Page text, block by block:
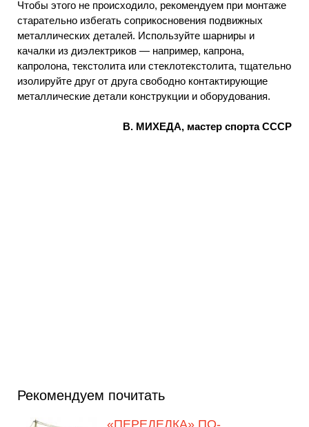
Чтобы этого не происходило, рекомендуем при монтаже
старательно избегать соприкосновения подвижных
металлических деталей. Используйте шарниры и
качалки из диэлектриков — например, капрона,
капролона, текстолита или стеклотекстолита, тщательно
изолируйте друг от друга свободно контактирующие
металлические детали конструкции и оборудования.
В. МИХЕДА, мастер спорта СССР
Рекомендуем почитать
«ПЕРЕДЕЛКА» ПО-